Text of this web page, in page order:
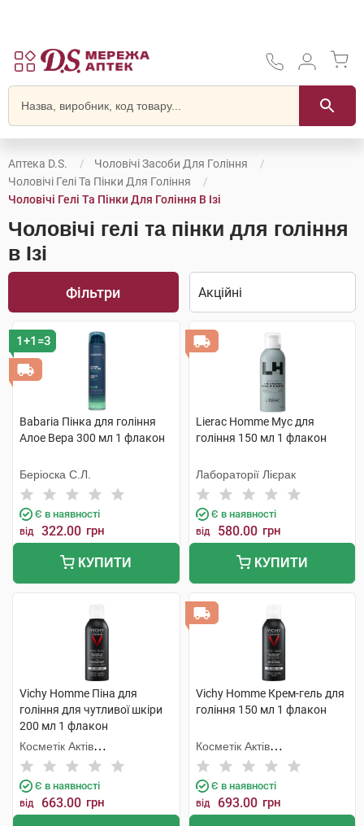
Аптека D.S.
Чоловічі Засоби Для Гоління
Чоловічі Гелі Та Пінки Для Гоління
Чоловічі Гелі Та Пінки Для Гоління В Ізі
Чоловічі гелі та пінки для гоління
в Ізі
Фільтри
1+1=3
Babaria Пінка для гоління
Алое Вера 300 мл 1 флакон
Беріоска С.Л.
Є в наявності
від 322.00 грн
КУПИТИ
Lierac Homme Мус для
гоління 150 мл 1 флакон
Лабораторії Лієрак
Є в наявності
від 580.00 грн
КУПИТИ
Vichy Homme Піна для
гоління для чутливої шкіри
200 мл 1 флакон
Косметік Актів
Інтернаціональ
Є в наявності
від 663.00 грн
Vichy Homme Крем-гель для
гоління 150 мл 1 флакон
Косметік Актів
Інтернаціональ
Є в наявності
від 693.00 грн